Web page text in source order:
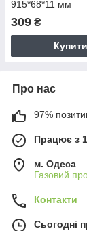
915*68*11 мм
309 ₴
Купити
Про нас
97%
Працює з
м. Одеса
Газовий
Контакти
Сьогодні